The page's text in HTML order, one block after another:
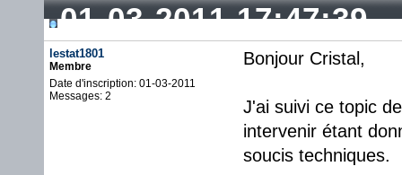
01-03-2011 17:47:39
lestat1801
Membre
Date d'inscription: 01-03-2011
Messages: 2
Bonjour Cristal,
J'ai suivi ce topic
intervenir étant
soucis techniques.